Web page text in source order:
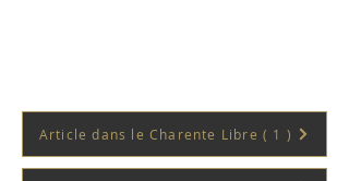
Article dans le Charente Libre ( 1 )